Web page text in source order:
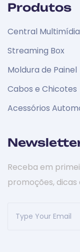
Produtos
Central Multimídia
Streaming Box
Moldura de Painel
Cabos e Chicotes
Acessórios
Receba em
promoções, dicas